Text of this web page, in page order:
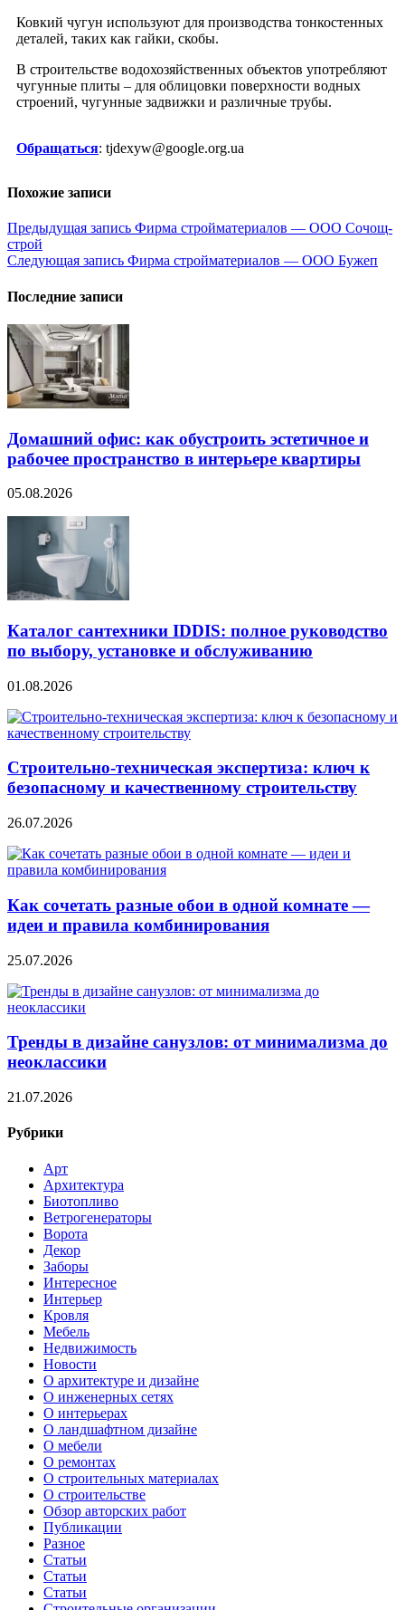
Ковкий чугун используют для производства тонкостенных
деталей, таких как гайки, скобы.
В строительстве водохозяйственных объектов употребляют
чугунные плиты – для облицовки поверхности водных
строений, чугунные задвижки и различные трубы.
Обращаться: tjdexyw@google.org.ua
Похожие записи
Навигация
по
Предыдущая запись Фирма стройматериалов — ООО Сочощ-
строй
Следующая запись Фирма стройматериалов — ООО Бужеп
Последние записи
Домашний офис: как обустроить эстетичное и
рабочее пространство в интерьере квартиры
05.08.2026
Каталог сантехники IDDIS: полное руководство
по выбору, установке и обслуживанию
01.08.2026
Строительно‑техническая экспертиза: ключ к
безопасному и качественному строительству
26.07.2026
Как сочетать разные обои в одной комнате —
идеи и правила комбинирования
25.07.2026
Тренды в дизайне санузлов: от минимализма до
неоклассики
21.07.2026
Рубрики
Арт
Архитектура
Биотопливо
Ветрогенераторы
Ворота
Декор
Заборы
Интересное
Интерьер
Кровля
Мебель
Недвижимость
Новости
О архитектуре и дизайне
О инженерных сетях
О интерьерах
О ландшафтном дизайне
О мебели
О ремонтах
О строительных материалах
О строительстве
Обзор авторских работ
Публикации
Разное
Статьи
Статьи
Статьи